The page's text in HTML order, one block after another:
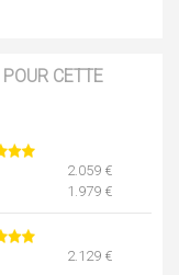
CETTE
2.059 €
1.979 €
2.129 €